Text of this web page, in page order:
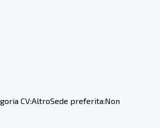
CV:AltroSede preferita:Non